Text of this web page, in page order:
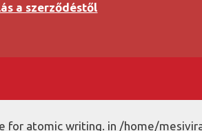
a szerződéstől
for atomic writing. in /home/